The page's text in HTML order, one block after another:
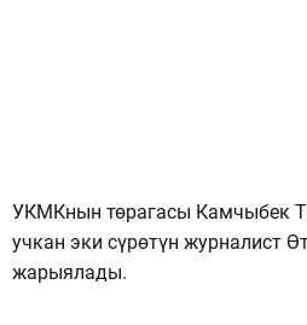
УКМКнын төрагасы Камчыбек
учкан эки сүрөтүн журналист
жарыялады.